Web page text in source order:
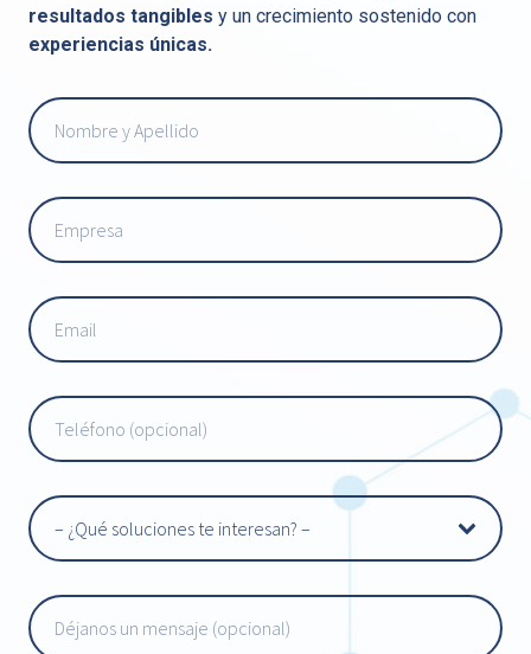
resultados tangibles y un crecimiento sostenido con
experiencias únicas.